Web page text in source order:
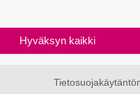
Kent
nämä
Hyväksyn kaikki